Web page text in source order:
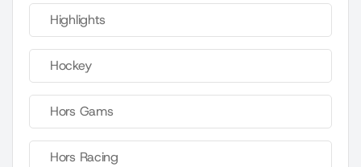
Highlights
Hockey
Hors Gams
Hors Racing